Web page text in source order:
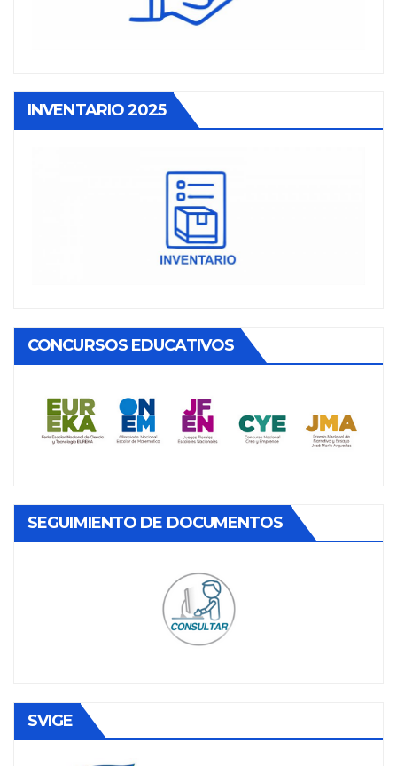
INVENTARIO 2025
CONCURSOS EDUCATIVOS
SEGUIMIENTO DE DOCUMENTOS
SVIGE